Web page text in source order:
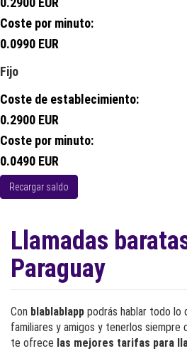
Coste por minuto:
0.0990 EUR
Fijo
Coste de establecimiento:
0.2900 EUR
Coste por minuto:
0.0490 EUR
Recargar saldo
Llamadas
Paraguay
Con blablablapp podrás hablar todo lo
familiares y amigos y tenerlos
te ofrece las mejores tarifas para